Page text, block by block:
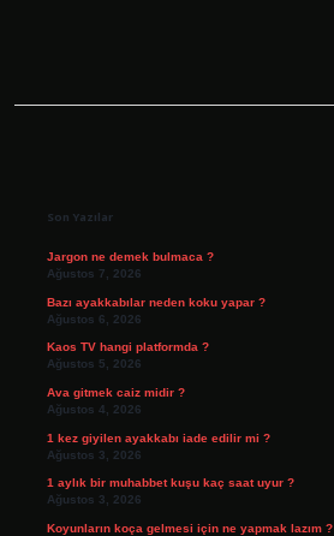
Son Yazılar
Jargon ne demek bulmaca ?
Ağustos 7, 2026
Bazı ayakkabılar neden koku yapar ?
Ağustos 6, 2026
Kaos TV hangi platformda ?
Ağustos 5, 2026
Ava gitmek caiz midir ?
Ağustos 4, 2026
1 kez giyilen ayakkabı iade edilir mi ?
Ağustos 3, 2026
1 aylık bir muhabbet kuşu kaç saat uyur ?
Ağustos 3, 2026
Koyunların koça gelmesi için ne yapmak lazım ?